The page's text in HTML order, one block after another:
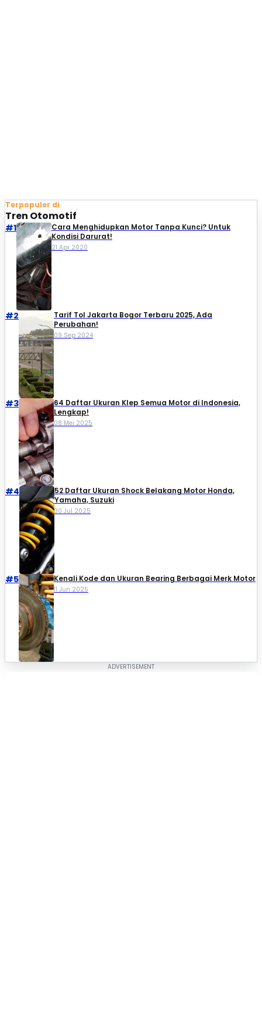
Terpopuler di
Tren Otomotif
#1
Cara Menghidupkan Motor Tanpa Kunci? Untuk
Kondisi Darurat!
21 Apr 2020
#2
Tarif Tol Jakarta Bogor Terbaru 2025, Ada
Perubahan!
09 Sep 2024
#3
64 Daftar Ukuran Klep Semua Motor di Indonesia,
Lengkap!
08 Mei 2025
#4
52 Daftar Ukuran Shock Belakang Motor Honda,
Yamaha, Suzuki​
30 Jul 2025
#5 Kenali Kode dan Ukuran Bearing Berbagai Merk Motor
11 Jun 2025